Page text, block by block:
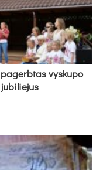
vys­ku­po